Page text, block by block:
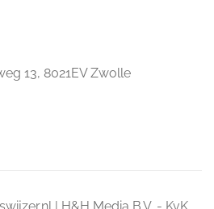
13, 8021EV Zwolle